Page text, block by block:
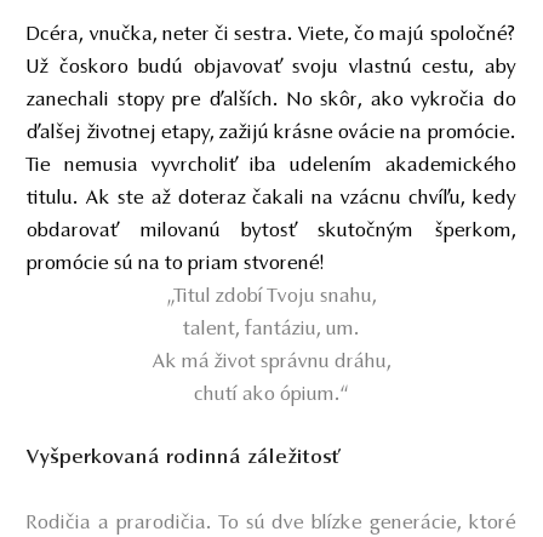
Dcéra, vnučka, neter či sestra. Viete, čo majú spoločné?
Už čoskorobudú objavovať svoju vlastnú cestu, aby
zanechali stopy pre ďalších. No skôr, ako vykročia do
ďalšej životnej etapy, zažijú krásne ovácie na promócie.
Tie nemusia vyvrcholiť iba udelením akademického
titulu. Ak ste až doteraz čakali na vzácnu chvíľu, kedy
obdarovať milovanú bytosť skutočným šperkom,
promócie sú na to priam stvorené!
„Titul zdobí Tvoju snahu,
talent, fantáziu, um.
Ak má život správnu dráhu,
chutí ako ópium.“
Vyšperkovaná rodinná záležitosť
Rodičia a prarodičia. To sú dve blízke generácie, ktoré